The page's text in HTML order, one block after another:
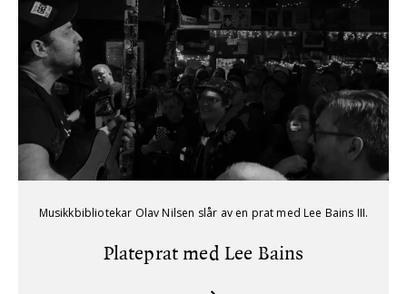
Musikkbibliotekar Olav Nilsen slår av en prat med Lee Bains III.
Plateprat med Lee Bains